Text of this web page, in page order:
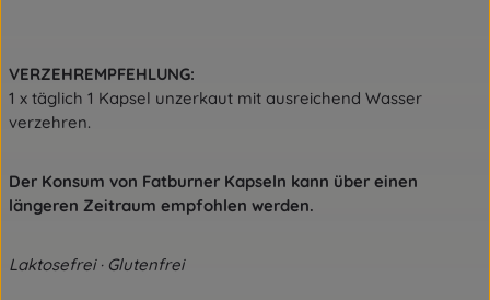
VERZEHREMPFEHLUNG:
1 x täglich 1 Kapsel unzerkaut mit ausreichend Wasser
verzehren.
Der Konsum von Fatburner Kapseln kann über einen
längeren Zeitraum empfohlen werden.
Laktosefrei · Glutenfrei